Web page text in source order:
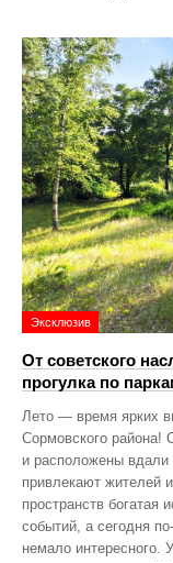
Эксклюзив
От советского
прогулка по
Лето — время ярких
Сормовского района!
и расположены вдали
привлекают жителей
пространств богатая
событий, а сегодня
немало интересного.